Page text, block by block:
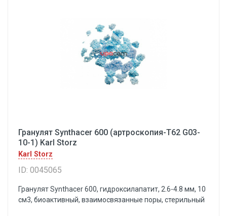
Гранулят Synthacer 600 (артроскопия-Т62 G03-
10-1) Karl Storz
Karl Storz
ID: 0045065
Гранулят Synthacer 600, гидроксилапатит, 2.6-4.8 мм, 10
см3, биоактивный, взаимосвязанные поры, стерильный